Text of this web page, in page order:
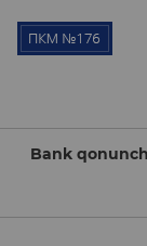
Bank